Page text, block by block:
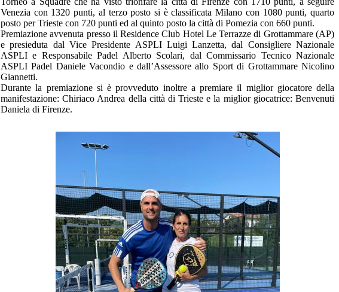
Venezia con 1320 punti, al terzo posto si è classificata Milano con 1080 punti, quarto
posto per Trieste con 720 punti ed al quinto posto la città di Pomezia con 660 punti.
Premiazione avvenuta presso il Residence Club Hotel Le Terrazze di Grottammare (AP)
e presieduta dal Vice Presidente ASPLI Luigi Lanzetta, dal Consigliere Nazionale
ASPLI e Responsabile Padel Alberto Scolari, dal Commissario Tecnico Nazionale
ASPLI Padel Daniele Vacondio e dall’Assessore allo Sport di Grottammare Nicolino
Giannetti.
Durante la premiazione si è provveduto inoltre a premiare il miglior giocatore della
manifestazione: Chiriaco Andrea della città di Trieste e la miglior giocatrice: Benvenuti
Daniela di Firenze.